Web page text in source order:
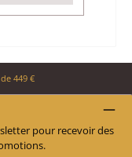
449 €
pour recevoir des